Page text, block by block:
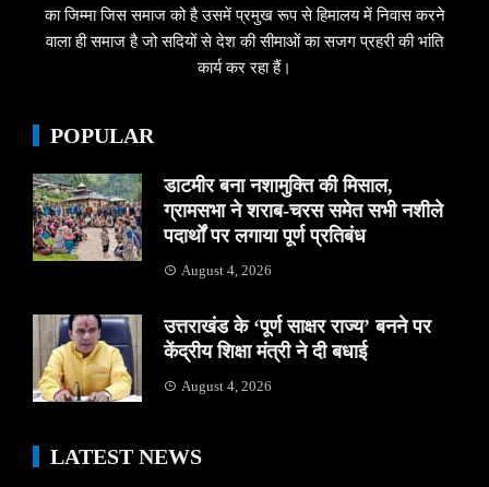
का जिम्मा जिस समाज को है उसमें प्रमुख रूप से हिमालय में निवास करने
वाला ही समाज है जो सदियों से देश की सीमाओं का सजग प्रहरी की भांति
कार्य कर रहा हैं।
POPULAR
डाटमीर बना नशामुक्ति की मिसाल,
ग्रामसभा ने शराब-चरस समेत सभी नशीले
पदार्थों पर लगाया पूर्ण प्रतिबंध
August 4, 2026
उत्तराखंड के ‘पूर्ण साक्षर राज्य’ बनने पर
केंद्रीय शिक्षा मंत्री ने दी बधाई
August 4, 2026
LATEST NEWS